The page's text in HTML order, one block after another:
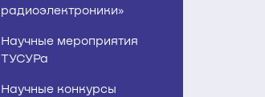
радиоэлектроники»
Научные мероприятия
ТУСУРа
Научные конкурсы